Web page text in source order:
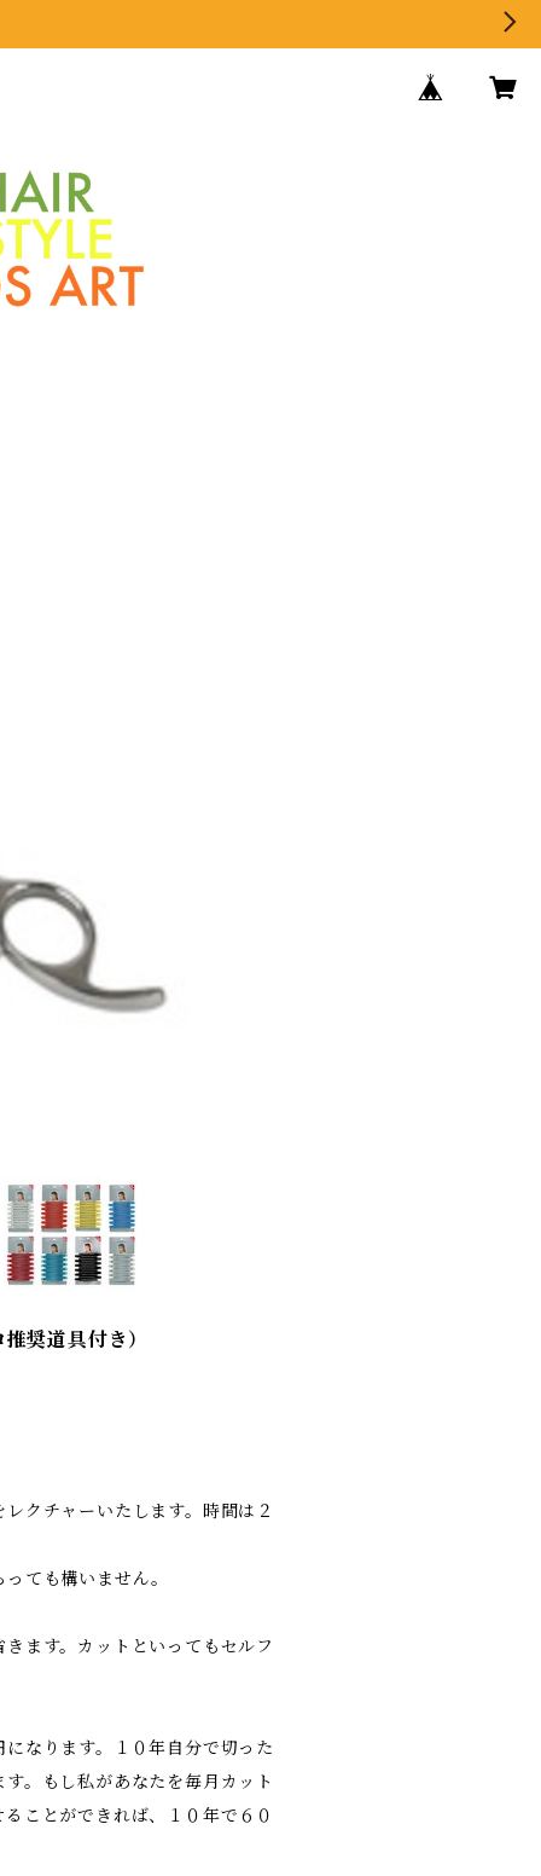
奨道具付き）
クチャーいたします。時間は２
ても構いません。
ます。カットといってもセルフ
なります。１０年自分で切った
。もし私があなたを毎月カット
ことができれば、１０年で６０